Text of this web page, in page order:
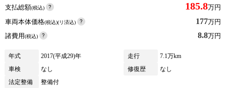
支払総額(税込) 185.8万円
車両本体価格(税込)(リ済込) 177万円
諸費用(税込) 8.8万円
年式 2017(平成29)年 走行
7.1万km
車検
なし 修復歴
なし
法定整備
整備付